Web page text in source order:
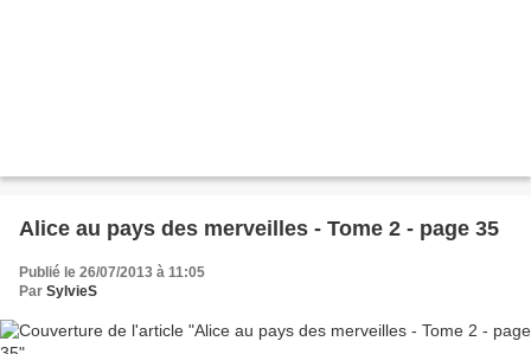
Alice au pays des merveilles - Tome 2 - page 35
Publié le 26/07/2013 à 11:05
Par SylvieS